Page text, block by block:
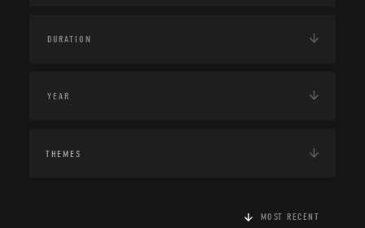
THEMES
MOST RECENT